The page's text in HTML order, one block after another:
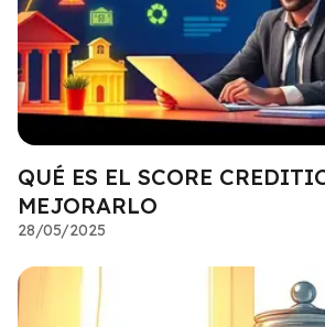
QUÉ ES EL SCORE
MEJORARLO
28/05/2025